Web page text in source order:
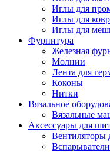
Иглы для
Иглы для
Иглы для
Фурнитура
Железная
Молнии
Лента для
Коконы
Нитки
Вязальное
Вязальные
Аксессуары для
Вентиляторы
Вспарыватели